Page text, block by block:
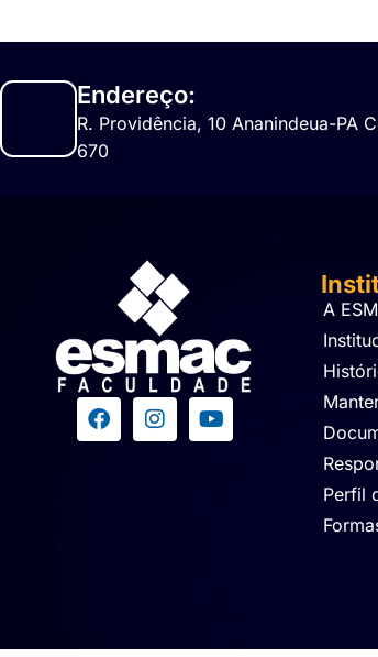
Endereço:
R. Providência, 10 Ananindeua-PA
670
A
Perfil